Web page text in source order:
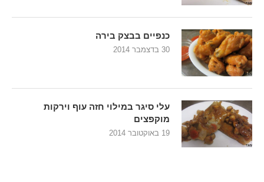
כנפיים בבצק בירה
30 בדצמבר 2014
עלי סיגר במילוי חזה עוף וירקות
מוקפצים
19 באוקטובר 2014